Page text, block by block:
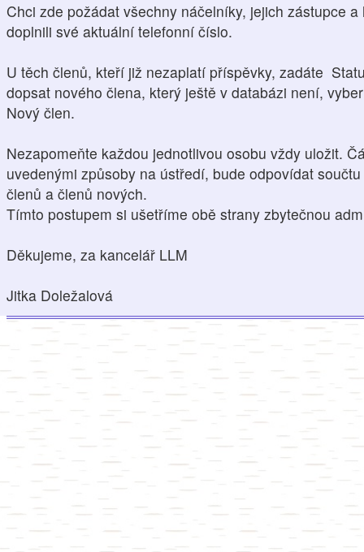
Chci zde požádat všechny náčelníky, jejich zástupce
doplnili své aktuální telefonní číslo.
U těch členů, kteří již nezaplatí příspěvky, zadáte
dopsat nového člena, který ještě v databázi není,
Nový člen.
Nezapomeňte každou jednotlivou osobu vždy uložit.
uvedenými způsoby na ústředí, bude odpovídat
členů a členů nových.
Tímto postupem si ušetříme obě strany zbytečnou
Děkujeme, za kancelář LLM
Jitka Doležalová